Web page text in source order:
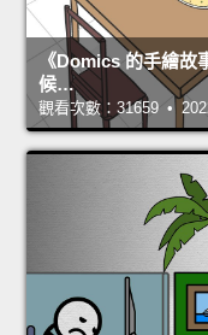
《Domics 的手繪故
候…
觀看次數：31659 •